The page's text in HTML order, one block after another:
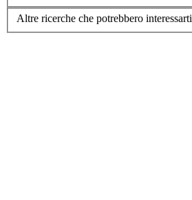
Altre ricerche che potrebbero interessarti